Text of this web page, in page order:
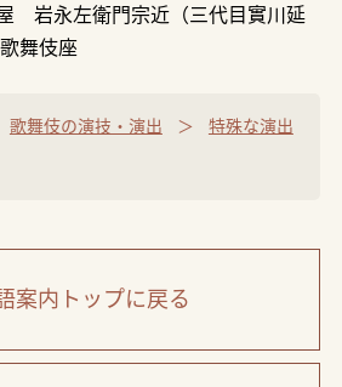
岩永左衛門宗近（三代目實川延
舞伎座
歌舞伎の演技・演出 特殊な演出
案内トップに戻る